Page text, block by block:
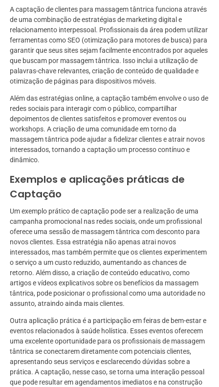
A captação de clientes para massagem tântrica funciona através
de uma combinação de estratégias de marketing digital e
relacionamento interpessoal. Profissionais da área podem utilizar
ferramentas como SEO (otimização para motores de busca) para
garantir que seus sites sejam facilmente encontrados por aqueles
que buscam por massagem tântrica. Isso inclui a utilização de
palavras-chave relevantes, criação de conteúdo de qualidade e
otimização de páginas para dispositivos móveis.
Além das estratégias online, a captação também envolve o uso de
redes sociais para interagir com o público, compartilhar
depoimentos de clientes satisfeitos e promover eventos ou
workshops. A criação de uma comunidade em torno da
massagem tântrica pode ajudar a fidelizar clientes e atrair novos
interessados, tornando a captação um processo contínuo e
dinâmico.
Exemplos e aplicações práticas de
Captação
Um exemplo prático de captação pode ser a realização de uma
campanha promocional nas redes sociais, onde um profissional
oferece uma sessão de massagem tântrica com desconto para
novos clientes. Essa estratégia não apenas atrai novos
interessados, mas também permite que os clientes experimentem
o serviço a um custo reduzido, aumentando as chances de
retorno. Além disso, a criação de conteúdo educativo, como
artigos e vídeos explicativos sobre os benefícios da massagem
tântrica, pode posicionar o profissional como uma autoridade no
assunto, atraindo ainda mais clientes.
Outra aplicação prática é a participação em feiras de bem-estar e
eventos relacionados à saúde holística. Esses eventos oferecem
uma excelente oportunidade para os profissionais de massagem
tântrica se conectarem diretamente com potenciais clientes,
apresentando seus serviços e esclarecendo dúvidas sobre a
prática. A captação, nesse caso, se torna uma interação pessoal
que pode resultar em agendamentos imediatos e na construção